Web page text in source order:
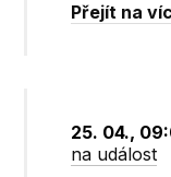
Přejít na
25. 04.,
na událost